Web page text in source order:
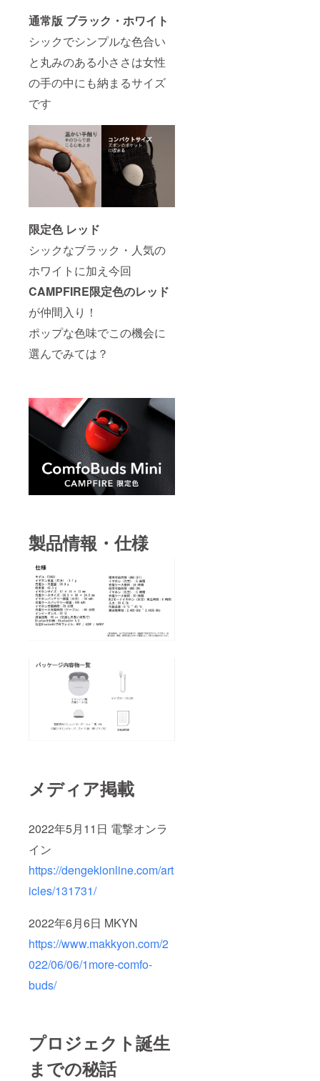
通常版 ブラック・ホワイト
シックでシンプルな色合い
と丸みのある小ささは女性
の手の中にも納まるサイズ
です
限定色 レッド
シックなブラック・人気の
ホワイトに加え今回
CAMPFIRE限定色のレッド
が仲間入り！
ポップな色味でこの機会に
選んでみては？
製品情報・仕様
メディア掲載
2022年5月11日 電撃オンラ
イン
https://dengekionline.com/art
icles/131731/
2022年6月6日 MKYN
https://www.makkyon.com/2
022/06/06/1more-comfo-
buds/
プロジェクト誕生
までの秘話